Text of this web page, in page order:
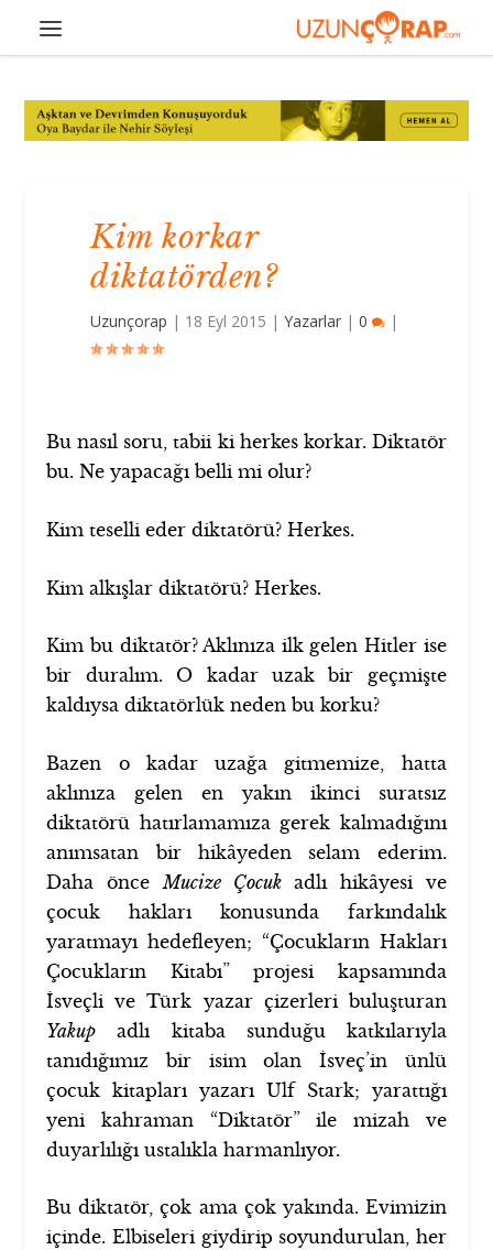
Kim korkar
diktatörden?
Uzunçorap | 18 Eyl 2015 |Yazarlar |0 |
Bu nasıl soru, tabii ki herkes korkar. Diktatör
bu. Ne yapacağı belli mi olur?
Kim teselli eder diktatörü? Herkes.
Kim alkışlar diktatörü? Herkes.
Kim bu diktatör? Aklınıza ilk gelen Hitler ise
bir duralım. O kadar uzak bir geçmişte
kaldıysa diktatörlük neden bu korku?
Bazen o kadar uzağa gitmemize, hatta
aklınıza gelen en yakın ikinci suratsız
diktatörü hatırlamamıza gerek kalmadığını
anımsatan bir hikâyeden selam ederim.
Daha önce Mucize Çocukadlı hikâyesi ve
çocuk hakları konusunda farkındalık
yaratmayı hedefleyen; “Çocukların Hakları
Çocukların Kitabı” projesi kapsamında
İsveçli ve Türk yazar çizerleri buluşturan
Yakup adlı kitaba sunduğu katkılarıyla
tanıdığımız bir isim olan İsveç’in ünlü
çocuk kitapları yazarı Ulf Stark; yarattığı
yeni kahraman “Diktatör” ile mizah ve
duyarlılığı ustalıkla harmanlıyor.
Bu diktatör, çok ama çok yakında. Evimizin
içinde. Elbiseleri giydirip soyundurulan, her